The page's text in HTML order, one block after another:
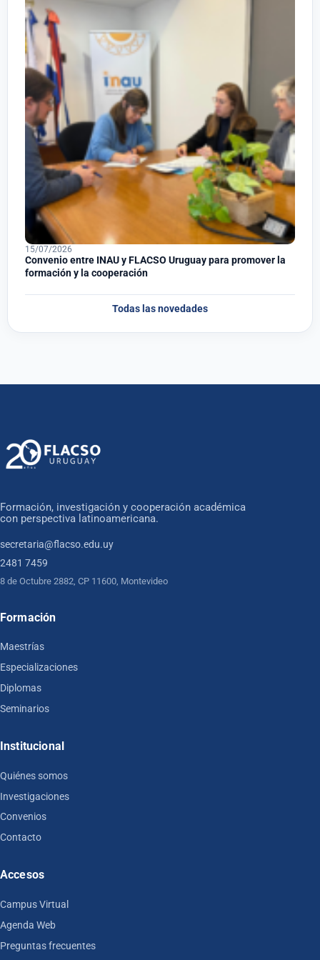
15/07/2026
Convenio entre INAU y FLACSO Uruguay para promover la
formación y la cooperación
Todas las novedades
Formación, investigación y cooperación académica
con perspectiva latinoamericana.
secretaria@flacso.edu.uy
2481 7459
8 de Octubre 2882, CP 11600, Montevideo
Formación
Maestrías
Especializaciones
Diplomas
Seminarios
Institucional
Quiénes somos
Investigaciones
Convenios
Contacto
Accesos
Campus Virtual
Agenda Web
Preguntas frecuentes